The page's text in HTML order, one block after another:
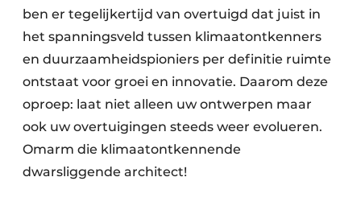
ben er tegelijkertijd van overtuigd dat juist in
het spanningsveld tussen klimaatontkenners
en duurzaamheidspioniers per definitie ruimte
ontstaat voor groei en innovatie. Daarom deze
oproep: laat niet alleen uw ontwerpen maar
ook uw overtuigingen steeds weer evolueren.
Omarm die klimaatontkennende
dwarsliggende architect!